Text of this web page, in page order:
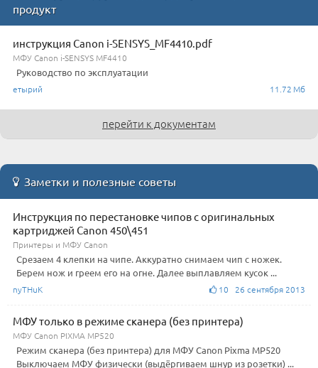
продукт
инструкция Canon i-SENSYS_MF4410.pdf
МФУ Canon i-SENSYS MF4410
Руководство по эксплуатации
етырий 11.72 Мб
перейти к документам
Заметки и полезные советы
Инструкция по перестановке чипов с оригинальных
картриджей Canon 450\451
Принтеры и МФУ Canon
Срезаем 4 клепки на чипе. Аккуратно снимаем чип с ножек.
Берем нож и греем его на огне. Далее выплавляем кусок ...
nyTHuK 10 26 сентября 2013
МФУ только в режиме сканера (без принтера)
МФУ Canon PIXMA MP520
Режим сканера (без принтера) для МФУ Canon Pixma MP520
Выключаем МФУ физически (выдёргиваем шнур из розетки) ...